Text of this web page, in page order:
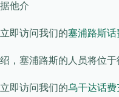
据他介
立即访问我们的塞浦路斯
绍，塞浦路斯的人员将位
立即访问我们的乌干达话费